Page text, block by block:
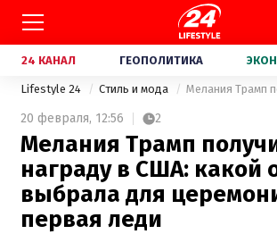
24 КАНАЛ ГЕОПОЛИТИКА
Lifestyle 24 Стиль и мода
20 февраля, 12:56 2
Мелания Трамп
награду в США: какой
выбрала для
первая леди